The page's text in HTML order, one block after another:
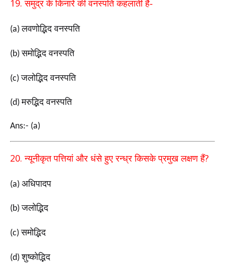
19.समुद्र के किनारे की वनस्पति कहलाती है-
(a)लवणोद्भिद वनस्पति
(b)समोद्भिद वनस्पति
(c)जलोद्भिद वनस्पति
(d)मरुद्भिद वनस्पति
Ans:- (a)
20.न्यूनीकृत पत्तियां और धंसे हुए रन्ध्र किसके प्रमुख लक्षण हैं?
(a) अधिपादप
(b)जलोद्भिद
(c)समोद्भिद
(d)शुष्कोद्भिद